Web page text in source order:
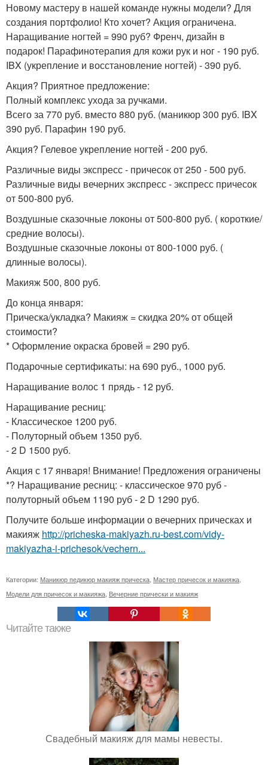
Новому мастеру в нашей команде нужны модели? Для
создания портфолио! Кто хочет? Акция ограничена.
Наращивание ногтей = 990 руб? Френч, дизайн в
подарок! Парафинотерапия для кожи рук и ног - 190 руб.
IBX (укрепление и восстановление ногтей) - 390 руб.
Акция? Приятное предложение:
Полный комплекс ухода за ручками.
Всего за 770 руб. вместо 880 руб. (маникюр 300 руб. IBX
390 руб. Парафин 190 руб.
Акция? Гелевое укрепление ногтей - 200 руб.
Различные виды экспресс - причесок от 250 - 500 руб.
Различные виды вечерних экспресс - экспресс причесок
от 500-800 руб.
Воздушные сказочные локоны от 500-800 руб. ( короткие/
средние волосы).
Воздушные сказочные локоны от 800-1000 руб. (
длинные волосы).
Макияж 500, 800 руб.
До конца января:
Прическа/укладка? Макияж = скидка 20% от общей
стоимости?
* Оформление окраска бровей = 290 руб.
Подарочные сертификаты: на 690 руб., 1000 руб.
Наращивание волос 1 прядь - 12 руб.
Наращивание ресниц:
- Классическое 1200 руб.
- Полуторный объем 1350 руб.
- 2 D 1500 руб.
Акция с 17 января! Внимание! Предложения ограничены
*? Наращивание ресниц: - классическое 970 руб -
полуторный объем 1190 руб - 2 D 1290 руб.
Получите больше информации о вечерних прическах и
макияж http://pricheska-makiyazh.ru-best.com/vidy-
makiyazha-i-prichesok/vechern...
Категории: Маникюр педикюр макияж прическа Мастер причесок и макияжа
Модели для причесок и макияжа Вечерние прически и макияж
Читайте также
Свадебный макияж для мамы невесты.